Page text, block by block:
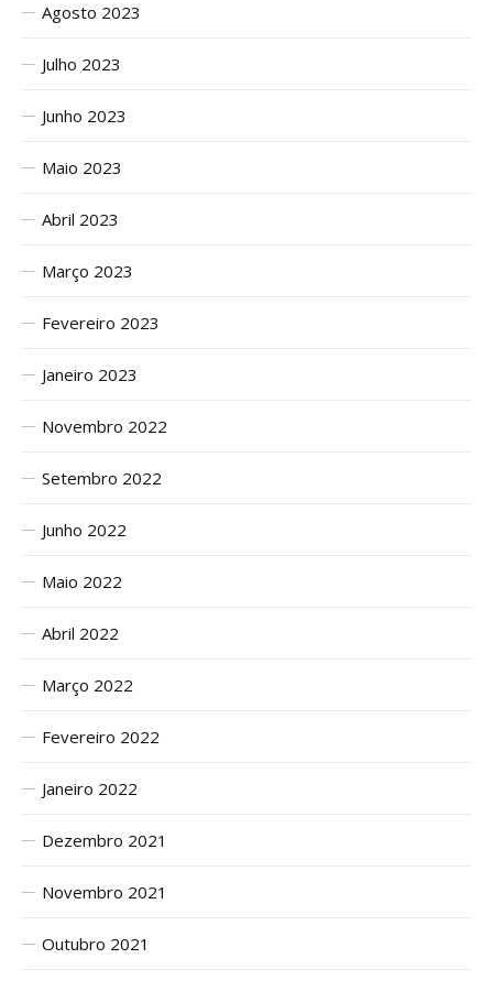
Agosto 2023
Julho 2023
Junho 2023
Maio 2023
Abril 2023
Março 2023
Fevereiro 2023
Janeiro 2023
Novembro 2022
Setembro 2022
Junho 2022
Maio 2022
Abril 2022
Março 2022
Fevereiro 2022
Janeiro 2022
Dezembro 2021
Novembro 2021
Outubro 2021